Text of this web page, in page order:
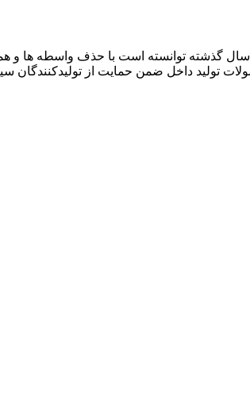
آراد کابل که با نام بازار سیم و کابل ایران فعالیت خود را آغاز کرده است در
تولید داخل ضمن حمایت از